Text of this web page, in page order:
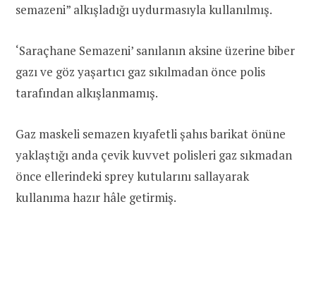
semazeni” alkışladığı uydurmasıyla kullanılmış.
‘Saraçhane Semazeni’ sanılanın aksine üzerine biber
gazı ve göz yaşartıcı gaz sıkılmadan önce polis
tarafından alkışlanmamış.
Gaz maskeli semazen kıyafetli şahıs barikat önüne
yaklaştığı anda çevik kuvvet polisleri gaz sıkmadan
önce ellerindeki sprey kutularını sallayarak
kullanıma hazır hâle getirmiş.